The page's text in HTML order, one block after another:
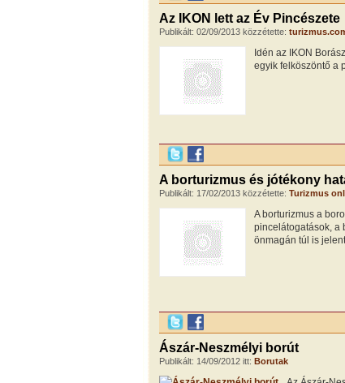
Az IKON lett az Év Pincészete
Publikált: 02/09/2013 közzétette:
Idén az IKON
egyik felköszöntő a
A borturizmus és jótékony
Publikált: 17/02/2013 közzétette: Turizmus
A borturizmus a
pincelátogatások, a
önmagán túl is
Ászár-Neszmélyi borút
Publikált: 14/09/2012 itt: Borutak